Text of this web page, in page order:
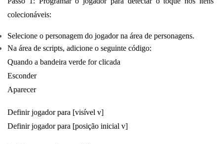
colecionáveis:
Selecione o personagem do jogador na área de personagens.
Na área de scripts, adicione o seguinte código:
Quando a bandeira verde for clicada
Esconder
Aparecer
Definir jogador para [visível v]
Definir jogador para [posição inicial v]